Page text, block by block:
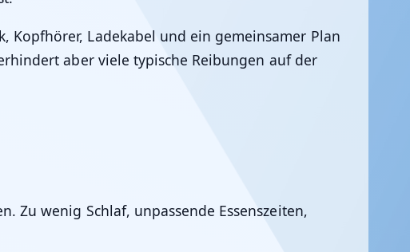
Kopfhörer, Ladekabel und ein gemeinsamer Plan
aber viele typische Reibungen auf der
Zu wenig Schlaf, unpassende Essenszeiten,